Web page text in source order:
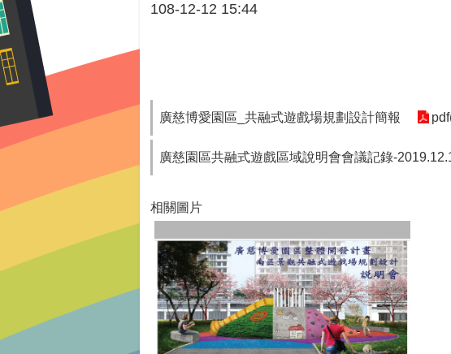
108-12-12 15:44
廣慈博愛園區_共融式遊戲場規劃設計簡報
廣慈園區共融式遊戲區域說明會會議記錄-
相關圖片